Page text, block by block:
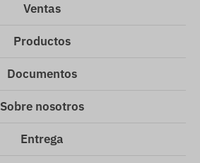
Ventas
Productos
Documentos
Sobre nosotros
Entrega